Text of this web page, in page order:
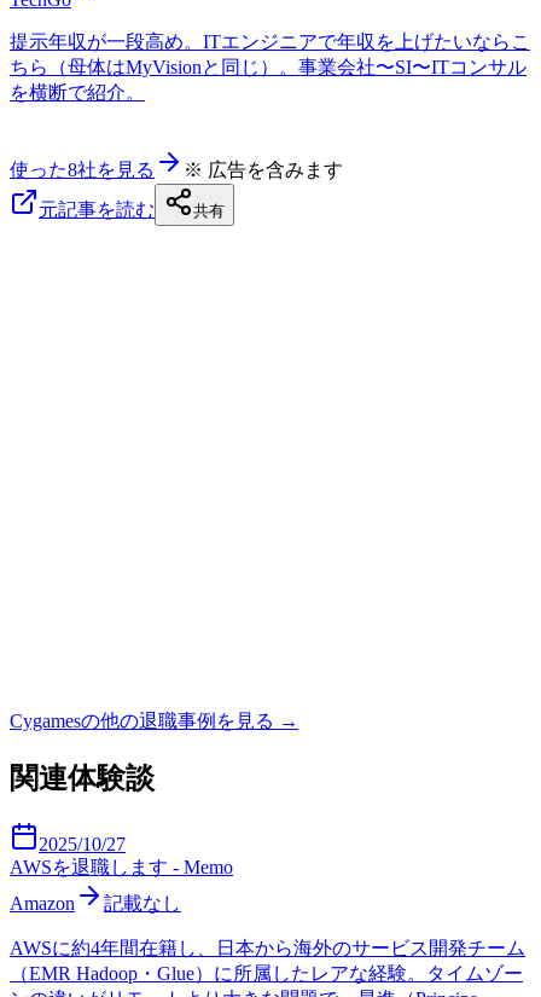
提示年収が一段高め。ITエンジニアで年収を上げたいならこ
ちら（母体はMyVisionと同じ）。事業会社〜SI〜ITコンサル
を横断で紹介。
使った8社を見る
※ 広告を含みます
元記事を読む
共有
Cygamesの他の退職事例を見る →
関連体験談
2025/10/27
AWSを退職します - Memo
Amazon
記載なし
AWSに約4年間在籍し、日本から海外のサービス開発チーム
（EMR Hadoop・Glue）に所属したレアな経験。タイムゾー